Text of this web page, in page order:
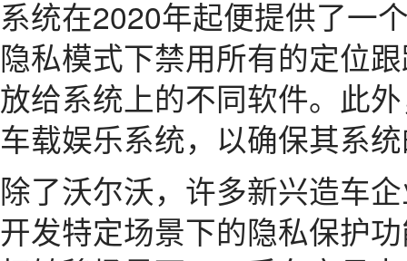
系统在2020年起便提供了一
隐私模式下禁用所有的定位
放给系统上的不同软件。此
车载娱乐系统，以确保其系
除了沃尔沃，许多新兴造车
开发特定场景下的隐私保护